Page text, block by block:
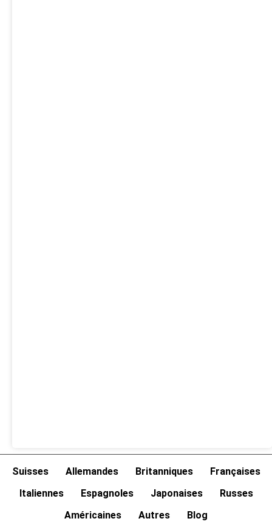
Suisses Allemandes Britanniques
Françaises
Italiennes
Espagnoles Japonaises
Russes
Américaines
Autres Blog